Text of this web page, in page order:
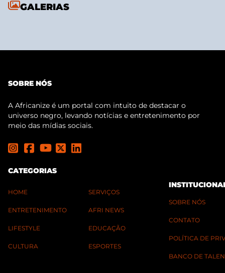
GALERIAS
SOBRE NÓS
A Africanize é um portal com intuito de destacar o
universo negro, levando notícias e entretenimento por
meio das mídias sociais.
CATEGORIAS
HOME
ENTRETENIMENTO
LIFESTYLE
CULTURA
SERVIÇOS
AFRI NEWS
EDUCAÇÃO
ESPORTES
SOBRE NÓS
CONTATO
POLÍTICA DE
BANCO DE